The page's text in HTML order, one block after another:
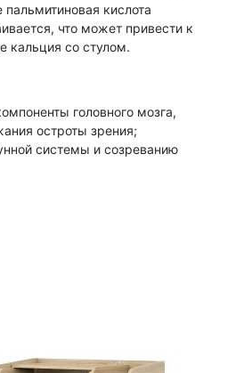
кислота
что может привести к
кальция со стулом.
головного мозга,
остроты зрения;
системы и созреванию